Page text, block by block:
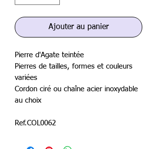
Ajouter au panier
Pierre d'Agate teintée
Pierres de tailles, formes et couleurs
variées
Cordon ciré ou chaîne acier inoxydable
au choix
Ref.COL0062